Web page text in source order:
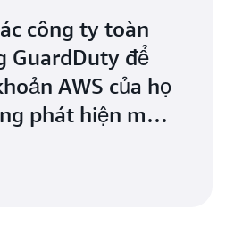
công ty toàn
GuardDuty để
AWS của họ
phát hiện mối
minh.